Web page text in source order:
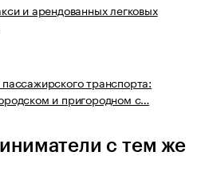
и арендованных легковых
транспорта:
и пригородном с…
с тем же